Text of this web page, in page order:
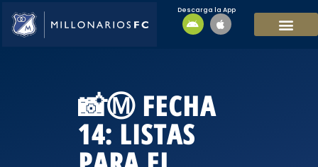
Descarga la App
📸Ⓜ️ FECHA
14: LISTAS